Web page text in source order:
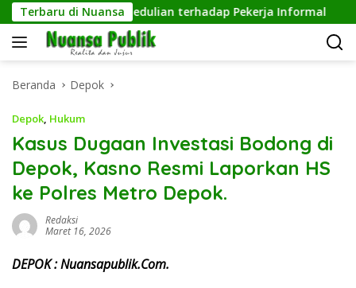
Langsung
ke
konten
Terbaru di Nuansa
Wujud Kepedulian terhadap Pekerja Informal
Beranda Depok
Depok, Hukum
Kasus Dugaan Investasi Bodong di
Depok, Kasno Resmi Laporkan HS
ke Polres Metro Depok.
Redaksi
Maret 16, 2026
DEPOK : Nuansapublik.Com.